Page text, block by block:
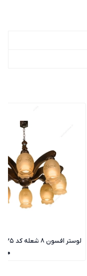
لوستر افسون 8 شعله کد 225